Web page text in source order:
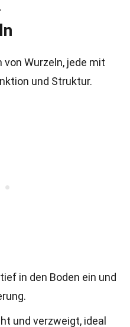
Wurzeln, jede mit
und Struktur.
in den Boden ein und
und verzweigt, ideal